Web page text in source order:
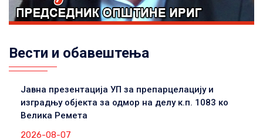
Вести и обавештења
Јавна презентација УП за препарцелацију и
изградњу објекта за одмор на делу к.п. 1083 ко
Велика Ремета
2026-08-07